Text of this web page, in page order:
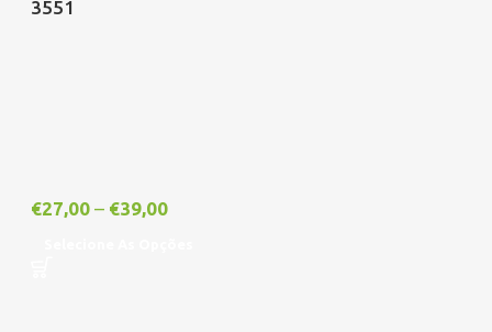
3551
€27,00 – €39,00